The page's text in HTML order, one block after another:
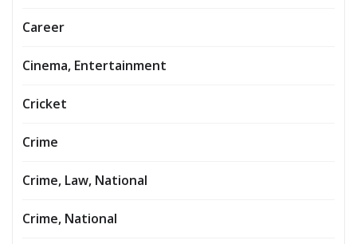
Career
Cinema, Entertainment
Cricket
Crime
Crime, Law, National
Crime, National